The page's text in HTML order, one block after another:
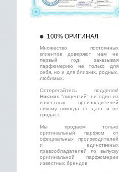
100% ОРИГИНАЛ
Множество постоянных
клиентов доверяют нам не
первый год, заказывая
парфюмерию не только для
себя, но и для близких, родных,
любимых.
Остерегайтесь подделок!
Никаких "лицензий" ни один из
известных производителей
никому никогда не даст и не
продаст.
Мы продаем только
оригинальный парфюм от
официальных производителей
и единственых
правообладателей по выпуску
оригинальной парфюмерии
известных брендов.